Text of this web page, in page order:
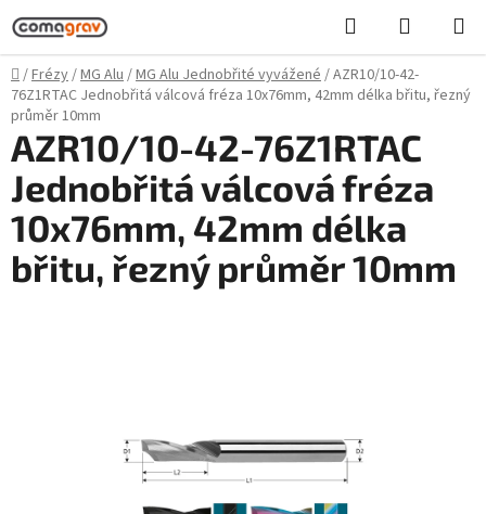
Přejít
na
obsah
Hledat
KOŠÍK
Domů
/Frézy/MG Alu/MG Alu Jednobřité vyvážené/AZR10/10-42-
76Z1RTAC Jednobřitá válcová fréza 10x76mm, 42mm délka břitu, řezný
průměr 10mm
AZR10/10-42-76Z1RTAC
Jednobřitá válcová fréza
10x76mm, 42mm délka
břitu, řezný průměr 10mm